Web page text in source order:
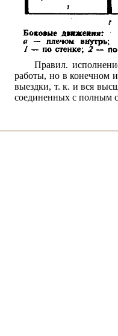
Правил.
работы, но в конечном
выездки, т. к. и вся
соединенных с полным